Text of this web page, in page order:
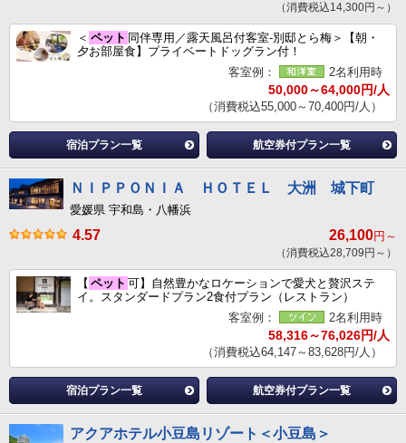
（消費税込14,300円～）
＜ ペット 同伴専用／露天風呂付客室‐別邸とら梅＞【朝・
夕お部屋食】プライベートドッグラン付！
客室例：
2名利用時
50,000～64,000円/人
（消費税込55,000～70,400円/人）
宿泊プラン一覧 航空券付プラン一覧
ＮＩＰＰＯＮＩＡ ＨＯＴＥＬ 大洲 城下町
愛媛県 宇和島・八幡浜
4.57 26,100円～
（消費税込28,709円～）
【 ペット 可】自然豊かなロケーションで愛犬と贅沢ステ
イ。スタンダードプラン2食付プラン（レストラン）
客室例：
2名利用時
58,316～76,026円/人
（消費税込64,147～83,628円/人）
宿泊プラン一覧 航空券付プラン一覧
アクアホテル小豆島リゾート＜小豆島＞